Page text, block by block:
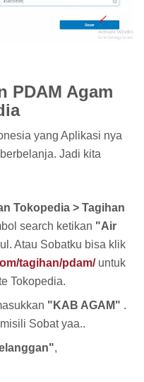
PDAM Agam
yang Aplikasi nya
Jadi kita
Tokopedia > Tagihan
search ketikan "Air
Atau Sobatku bisa klik
tagihan/pdam/ untuk
Tokopedia.
"KAB AGAM" .
Sobat yaa..
,